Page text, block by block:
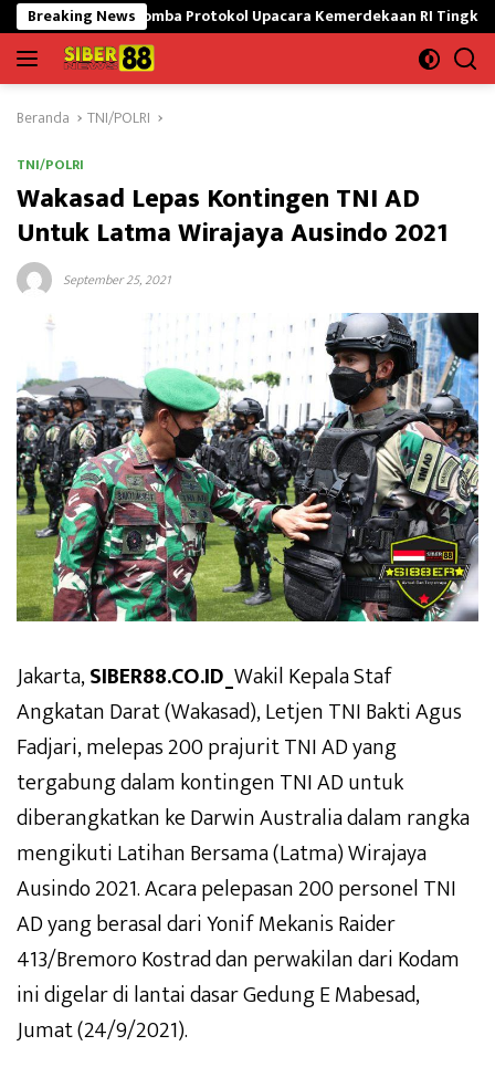
Langsung
ke
konten
Breaking News
Lomba Protokol Upacara Kemerdekaan RI Tingkat Nasional
Beranda TNI/POLRI
TNI/POLRI
Wakasad Lepas Kontingen TNI AD
Untuk Latma Wirajaya Ausindo 2021
September 25, 2021
Jakarta,SIBER88.CO.ID_ Wakil Kepala Staf
Angkatan Darat (Wakasad), Letjen TNI Bakti Agus
Fadjari, melepas 200 prajurit TNI AD yang
tergabung dalam kontingen TNI AD untuk
diberangkatkan ke Darwin Australia dalam rangka
mengikuti Latihan Bersama (Latma) Wirajaya
Ausindo 2021. Acara pelepasan 200 personel TNI
AD yang berasal dari Yonif Mekanis Raider
413/Bremoro Kostrad dan perwakilan dari Kodam
ini digelar di lantai dasar Gedung E Mabesad,
Jumat (24/9/2021).